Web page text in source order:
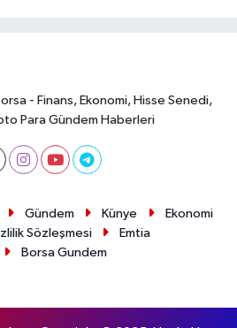
- Finans, Ekonomi, Hisse Senedi,
Para Gündem Haberleri
Gündem Künye
Ekonomi
Sözleşmesi
Emtia
Borsa Gundem